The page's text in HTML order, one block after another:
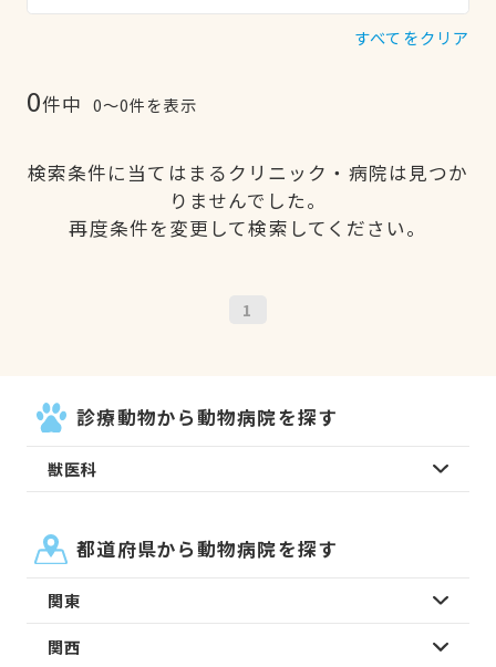
すべてをクリア
0件中 0〜0件を表示
検索条件に当てはまるクリニック・病院は見つか
りませんでした。
再度条件を変更して検索してください。
1
診療動物から動物病院を探す
獣医科
都道府県から動物病院を探す
関東
関西